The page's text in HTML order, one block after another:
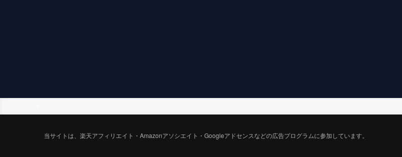
当サイトは、楽天アフィリエイト・Amazonアソシエイト・Googleアドセンスなどの広告プログラムに参加しています。